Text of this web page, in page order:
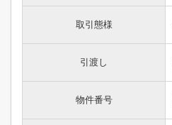
取引態様
引渡し
物件番号